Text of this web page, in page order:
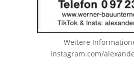
Weitere
instagram.com/